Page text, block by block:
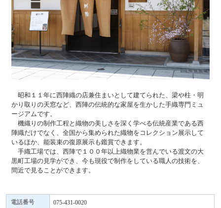
昭和１１年に西陣織の店兼住まいとして建てられた、梁や柱・明
かり取りの天窓など、西陣の伝統的な家屋を生かした手織専門ミュ
ージアムです。
機織りの制作工程と織物の美しさを深く学べる伝統産業である西
陣織だけでなく、全国から集められた織物をコレクション展示して
いるほか、能装束の復原展示も鑑賞できます。
手織工場では、西陣で１００年以上織物業を営んでいる渡文の大
黒町工場の見学ができ、今も現役で制作をしている職人の技術を、
間近で見ることができます。
電話番号 075-431-0020